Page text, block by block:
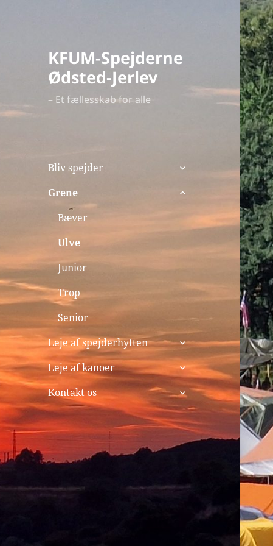
KFUM-Spejderne
Ødsted-Jerlev
– Et fællesskab for alle
Bliv spejder
udvid
Grene
udvid
Bæver
Ulve
Junior
Trop
Senior
Leje af spejderhytten
udvid
undermenu
Leje af kanoer
udvid
undermenu
Kontakt os
udvid
undermenu